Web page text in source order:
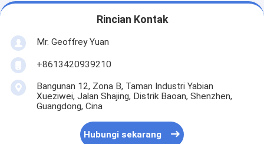
Rincian Kontak
Mr. Geoffrey Yuan
+8613420939210
Bangunan 12, Zona B, Taman Industri Yabian
Xueziwei, Jalan Shajing, Distrik Baoan, Shenzhen,
Guangdong, Cina
Hubungi sekarang